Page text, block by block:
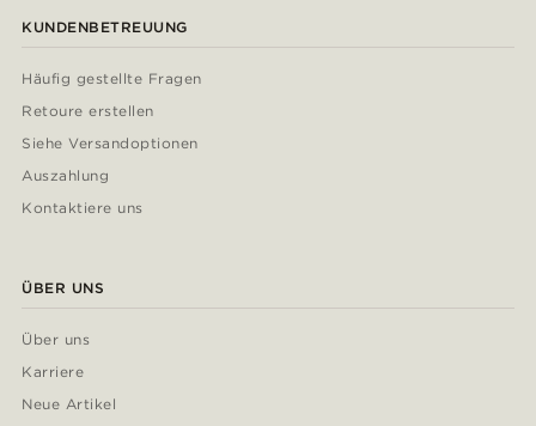
KUNDENBETREUUNG
Häufig gestellte Fragen
Retoure erstellen
Siehe Versandoptionen
Auszahlung
Kontaktiere uns
ÜBER UNS
Über uns
Karriere
Neue Artikel